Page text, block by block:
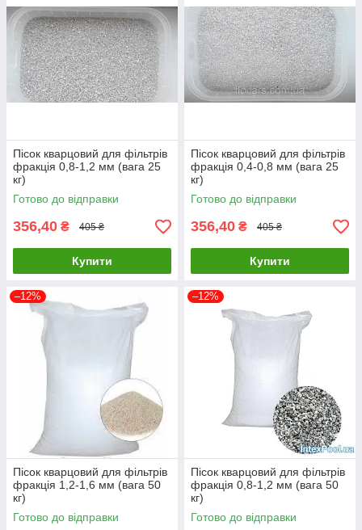
Пісок кварцовий для фільтрів
фракція 0,8-1,2 мм (вага 25
кг)
Готово до відправки
356,40 ₴ 405 ₴
Купити
Пісок кварцовий для фільтрів
фракція 0,4-0,8 мм (вага 25
кг)
Готово до відправки
356,40 ₴ 405 ₴
Купити
–12%
Пісок кварцовий для фільтрів
фракція 1,2-1,6 мм (вага 50
кг)
Готово до відправки
–12%
Пісок кварцовий для фільтрів
фракція 0,8-1,2 мм (вага 50
кг)
Готово до відправки